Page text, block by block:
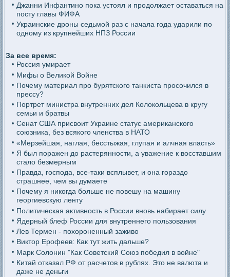
Джанни Инфантино пока устоял и продолжает оставаться на
посту главы ФИФА
Украинские дроны седьмой раз с начала года ударили по
одному из крупнейших НПЗ России
За все время:
Россия умирает
Мифы о Великой Войне
Почему материал про бурятского танкиста просочился в
прессу?
Портрет министра внутренних дел Колокольцева в кругу
семьи и братвы
Сенат США присвоит Украине статус американского
союзника, без всякого членства в НАТО
«Мерзейшая, наглая, бесстыжая, глупая и алчная власть»
Я был поражен до растерянности, а уважение к восставшим
стало безмерным
Правда, господа, все-таки всплывет, и она гораздо
страшнее, чем вы думаете
Почему я никогда больше не повешу на машину
георгиевскую ленту
Политическая активность в России вновь набирает силу
Ядерный блеф России для внутреннего пользования
Лев Термен - похороненный заживо
Виктор Ерофеев: Как тут жить дальше?
Марк Солонин "Как Советский Союз победил в войне"
Китай отказал РФ от расчетов в рублях. Это не валюта и
даже не деньги